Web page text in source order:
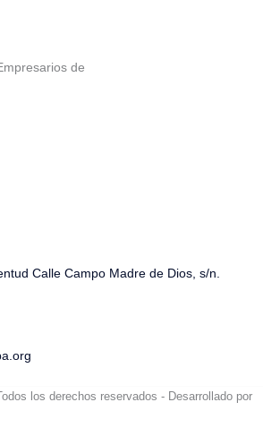
de
Calle Campo Madre de Dios, s/n.
los derechos reservados - Desarrollado por